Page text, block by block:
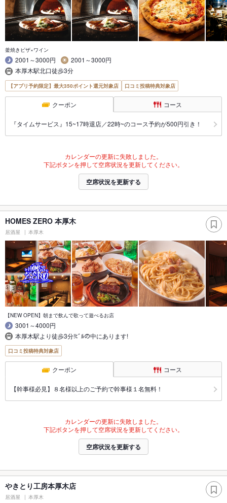
釜焼きピザ×ワイン
2001～3000円
2001～3000円
本厚木駅北口徒歩3分
【アプリ予約限定】最大350ポイント還元対象店 口コミ投稿特典対象店
クーポン コース
『タイムサービス』15~17時退店／22時~のコース予約が500円引き！
カレンダーの更新に失敗しました。
下記ボタンを押して空席状況を更新してください。
空席状況を更新する
HOMES ZERO 本厚木
居酒屋 本厚木
【NEW OPEN】朝まで飲んで歌って遊べるお店
3001～4000円
本厚木駅より徒歩3分!ﾋﾞﾙの中にあります!
口コミ投稿特典対象店
クーポン コース
【幹事様必見】８名様以上のご予約で幹事様１名無料！
カレンダーの更新に失敗しました。
下記ボタンを押して空席状況を更新してください。
空席状況を更新する
やきとり工房本厚木店
居酒屋 本厚木